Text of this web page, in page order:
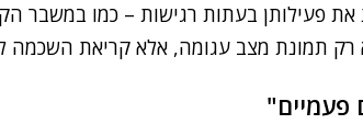
פעילותן בעתות רגישות – כמו במשבר
רק תמונת מצב עגומה, אלא קריאת השכמה
פעמיים"